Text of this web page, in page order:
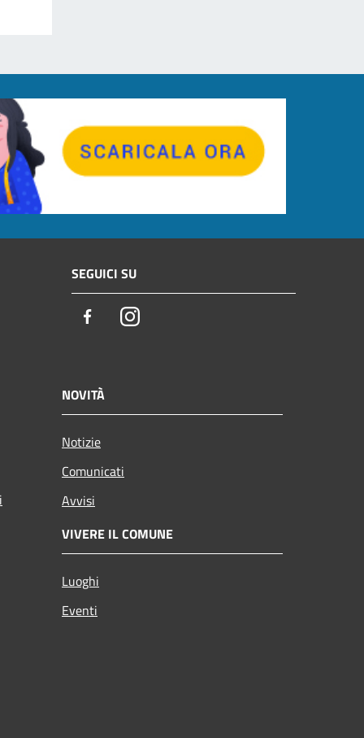
SEGUICI SU
FacebookInstagram
NOVITÀ
Notizie
Comunicati
Avvisi
VIVERE IL COMUNE
Luoghi
Eventi